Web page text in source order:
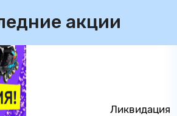
акции
Ликвидация